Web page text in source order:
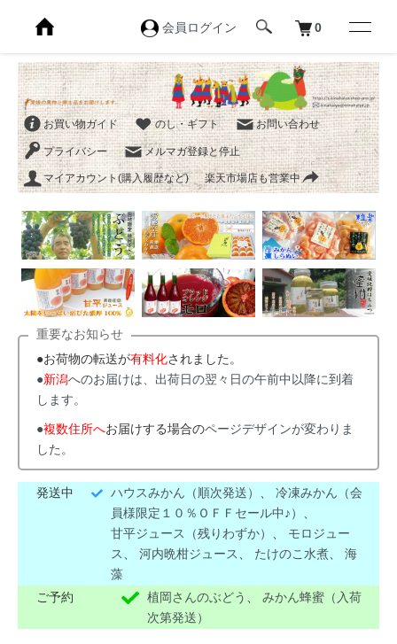
会員ログイン 0
お買い物ガイド のし・ギフト お問い合わせ
プライバシー メルマガ登録と停止
マイアカウント(購入履歴など) 楽天市場店も営業中
重要なお知らせ
●お荷物の転送が有料化されました。
●新潟へのお届けは、出荷日の翌々日の午前中以降に到着
します。
●複数住所へお届けする場合のページデザインが変わりま
した。
発送中 ハウスみかん（順次発送） 、冷凍みかん（会
員様限定１０％ＯＦＦセール中♪）
甘平ジュース（残りわずか）
モロジュー
ス
、河内晩柑ジュース たけのこ水煮 、海
藻
ご予約
植岡さんのぶどう 、みかん蜂蜜（入荷
次第発送）